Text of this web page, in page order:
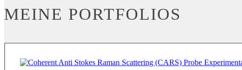
MEINE PORTFOLIOS